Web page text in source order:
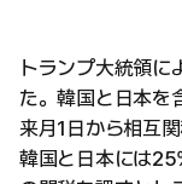
トランプ大統領
た。韓国と日本を
来月1日から相互
韓国と日本には